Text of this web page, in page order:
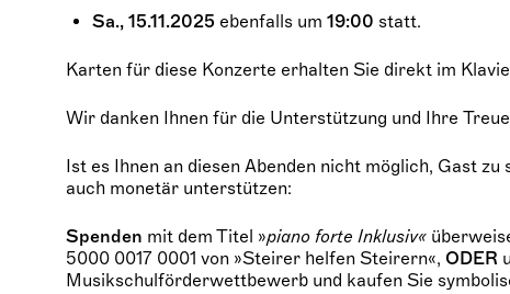
Sa., 15.11.2025 ebenfalls um 19:00 statt.
Karten für diese Konzerte erhalten Sie direkt im
Wir danken Ihnen für die Unterstützung und Ihre
Ist es Ihnen an diesen Abenden nicht möglich, Gast
auch monetär unterstützen:
Spenden mit dem Titel »piano forte Inklusiv«
5000 0017 0001 von »Steirer helfen Steirern«, ODER
Musikschulförderwettbewerb und kaufen Sie